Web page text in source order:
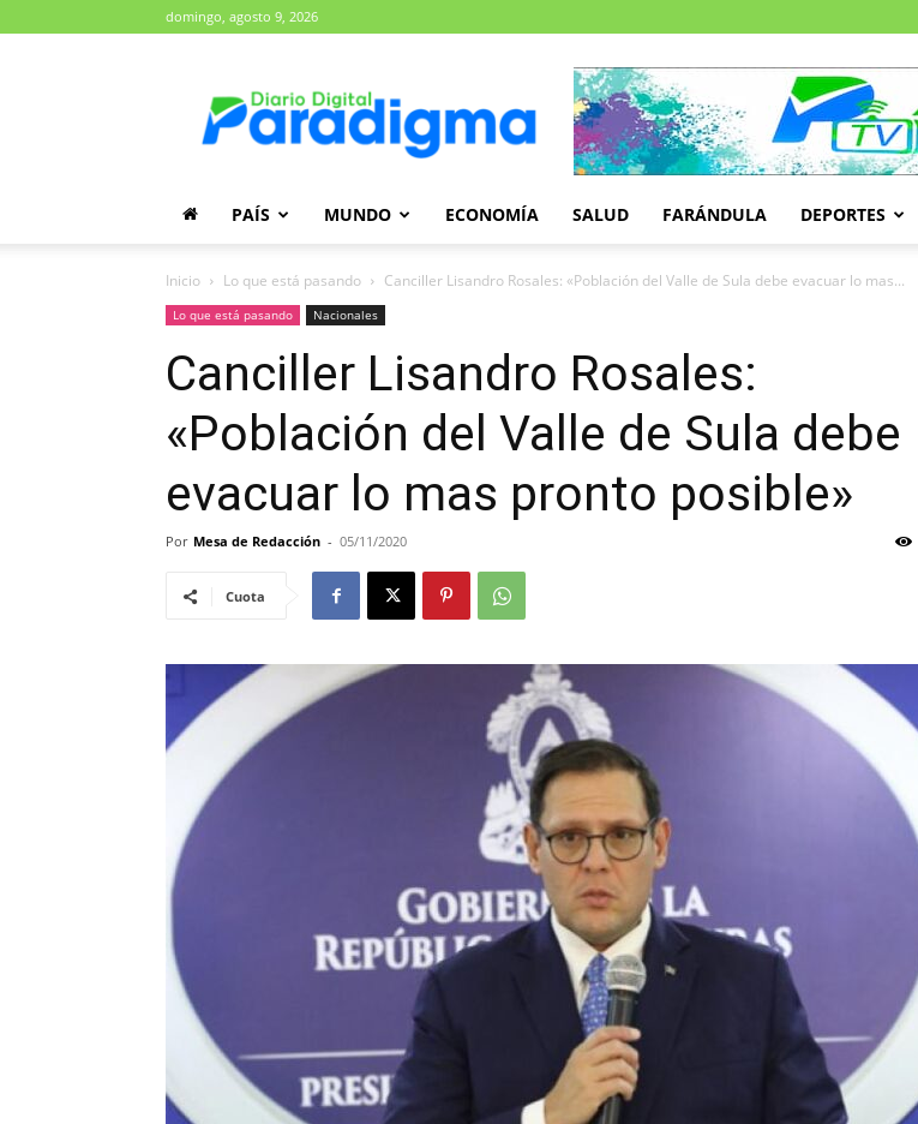
domingo, agosto 9, 2026
Paradigma
PAÍS MUNDO ECONOMÍA SALUD FARÁNDULA DEPORTES
Inicio Lo que está pasando Canciller Lisandro Rosales: «Población del Valle de Sula debe evacuar lo mas...
Lo que está pasando Nacionales
Canciller Lisandro Rosales:
«Población del Valle de Sula debe
evacuar lo mas pronto posible»
Por Mesa de Redacción - 05/11/2020
Cuota